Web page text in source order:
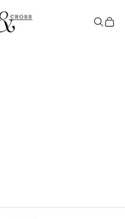
検索カート